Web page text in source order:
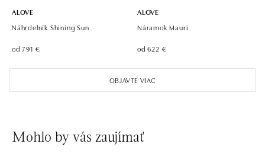
OBJAVTE VIAC
ALOVE
Náhrdelník Shining Sun
od 791 €
ALOVE
Náramok Mauri
od 622 €
Mohlo by vás zaujímať